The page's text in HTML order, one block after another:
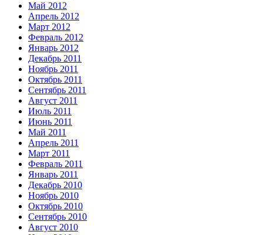
Май 2012
Апрель 2012
Март 2012
Февраль 2012
Январь 2012
Декабрь 2011
Ноябрь 2011
Октябрь 2011
Сентябрь 2011
Август 2011
Июль 2011
Июнь 2011
Май 2011
Апрель 2011
Март 2011
Февраль 2011
Январь 2011
Декабрь 2010
Ноябрь 2010
Октябрь 2010
Сентябрь 2010
Август 2010